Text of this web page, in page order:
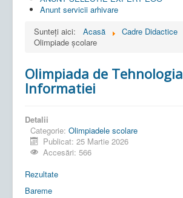
Anunt servicii arhivare
Sunteți aici:
Acasă
Cadre Didactice
Olimpiade școlare
Olimpiada de Tehnologia
Informatiei
Detalii
Categorie: Olimpiadele scolare
Publicat: 25 Martie 2026
Accesări: 566
Rezultate
Bareme